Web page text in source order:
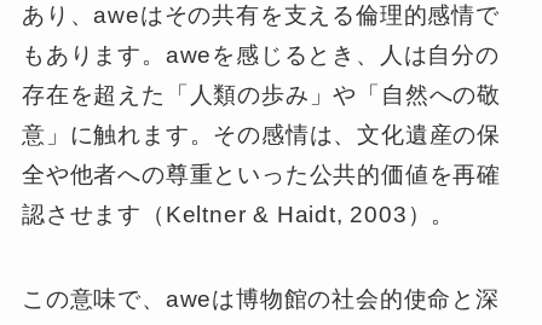
あり、aweはその共有を支える倫理的感情で
もあります。aweを感じるとき、人は自分の
存在を超えた「人類の歩み」や「自然への敬
意」に触れます。その感情は、文化遺産の保
全や他者への尊重といった公共的価値を再確
認させます（Keltner & Haidt, 2003）。
この意味で、aweは博物館の社会的使命と深